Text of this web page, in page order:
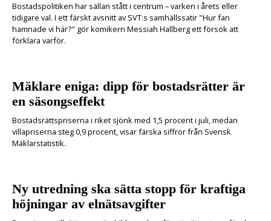
Bostadspolitiken har sällan stått i centrum – varken i årets eller
tidigare val. I ett färskt avsnitt av SVT:s samhällssatir "Hur fan
hamnade vi här?" gör komikern Messiah Hallberg ett försök att
förklara varför.
Mäklare eniga: dipp för bostadsrätter är
en säsongseffekt
Bostadsrättspriserna i riket sjönk med 1,5 procent i juli, medan
villapriserna steg 0,9 procent, visar färska siffror från Svensk
Mäklarstatistik.
Ny utredning ska sätta stopp för kraftiga
höjningar av elnätsavgifter